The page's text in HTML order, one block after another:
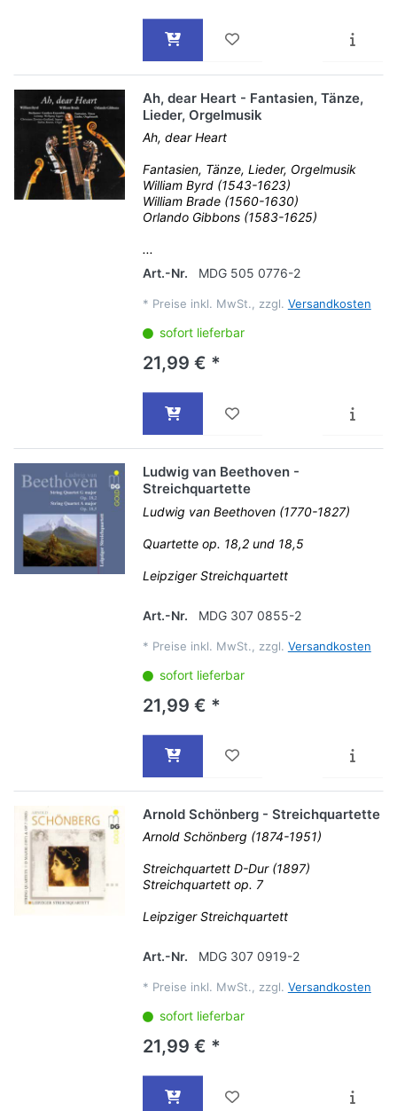
Ah, dear Heart - Fantasien, Tänze,
Lieder, Orgelmusik
Ah, dear Heart
Fantasien, Tänze, Lieder, Orgelmusik
William Byrd (1543-1623)
William Brade (1560-1630)
Orlando Gibbons (1583-1625)
...
Art.-Nr.
MDG 505 0776-2
* Preise inkl. MwSt., zzgl. Versandkosten
sofort lieferbar
21,99 € *
Ludwig van Beethoven -
Streichquartette
Ludwig van Beethoven (1770-1827)
Quartette op. 18,2 und 18,5
Leipziger Streichquartett
Art.-Nr. MDG 307 0855-2
* Preise inkl. MwSt., zzgl. Versandkosten
sofort lieferbar
21,99 € *
Arnold Schönberg - Streichquartette
Arnold Schönberg (1874-1951)
Streichquartett D-Dur (1897)
Streichquartett op. 7
Leipziger Streichquartett
Art.-Nr. MDG 307 0919-2
* Preise inkl. MwSt., zzgl. Versandkosten
sofort lieferbar
21,99 € *